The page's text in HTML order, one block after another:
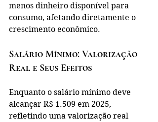
menos dinheiro disponível para
consumo, afetando diretamente o
crescimento econômico.
Salário Mínimo: Valorização
Real e Seus Efeitos
Enquanto o salário mínimo deve
alcançar R$ 1.509 em 2025,
refletindo uma valorização real